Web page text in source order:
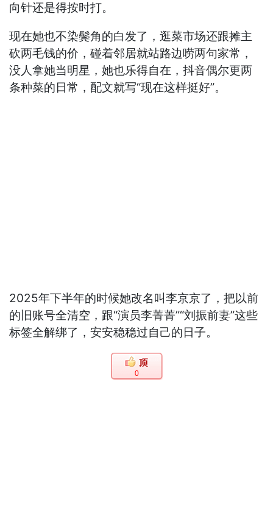
向针还是得按时打。
现在她也不染鬓角的白发了，逛菜市场还跟摊主
砍两毛钱的价，碰着邻居就站路边唠两句家常，
没人拿她当明星，她也乐得自在，抖音偶尔更两
条种菜的日常，配文就写“现在这样挺好”。
2025年下半年的时候她改名叫李京京了，把以前
的旧账号全清空，跟“演员李菁菁”“刘振前妻”这些
标签全解绑了，安安稳稳过自己的日子。
0